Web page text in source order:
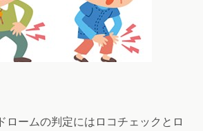
ロームの判定にはロコチェックとロ